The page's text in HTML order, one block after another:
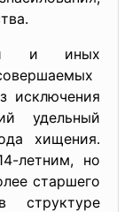
и иных
исключения
удельный
хищения.
летним, но
старшего
структуре